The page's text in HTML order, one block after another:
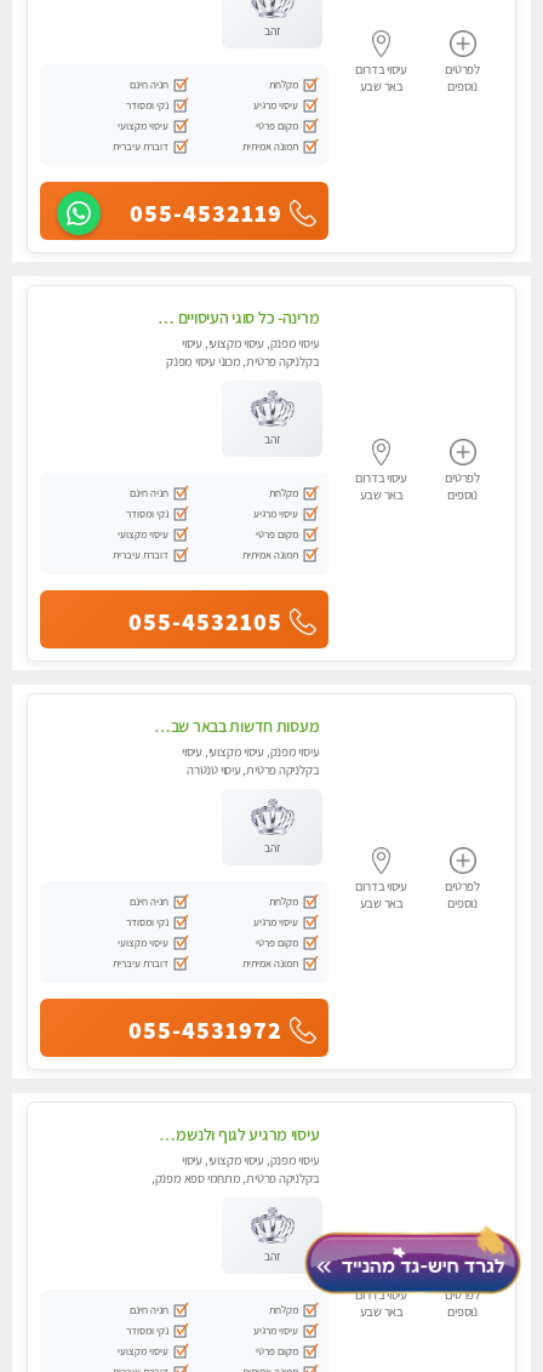
לפרטים
נוספים
עיסוי בדרום
באר שבע
זהב
מקלחת
חניה חינם
עיסוי מרגיע
נקי ומסודר
מקום פרטי
עיסוי מקצועי
תמונה אמיתית
דוברת עיברית
055-4532119
לפרטים
נוספים
עיסוי בדרום
באר שבע
מרינה- כל סוגי העיסויים מעסה מקצועית ואיכותית פרטי!!!
עיסוי מפנק, עיסוי מקצועי, עיסוי
בקלניקה פרטית, מכוני עיסוי מפנק
זהב
מקלחת
חניה חינם
עיסוי מרגיע
נקי ומסודר
מקום פרטי
עיסוי מקצועי
תמונה אמיתית
דוברת עיברית
055-4532105
לפרטים
נוספים
עיסוי בדרום
באר שבע
מעסות חדשות בבאר שבע -כל סוגי העיסויים במקום הכי מושלם בעיר. בבאר שבע
עיסוי מפנק, עיסוי מקצועי, עיסוי
בקלניקה פרטית, עיסוי טנטרה
זהב
מקלחת
חניה חינם
עיסוי מרגיע
נקי ומסודר
מקום פרטי
עיסוי מקצועי
תמונה אמיתית
דוברת עיברית
055-4531972
לפרטים
נוספים
עיסוי בדרום
באר שבע
עיסוי מרגיע לגוף ולנשמה מידיים חמות ועדינות,עיסוי מרגיע מי כף רגל עד הראש ללא מין!!!
עיסוי מפנק, עיסוי מקצועי, עיסוי
בקלניקה פרטית, מתחמי ספא מפנק,
זהב
מקלחת
חניה חינם
עיסוי מרגיע
נקי ומסודר
מקום פרטי
עיסוי מקצועי